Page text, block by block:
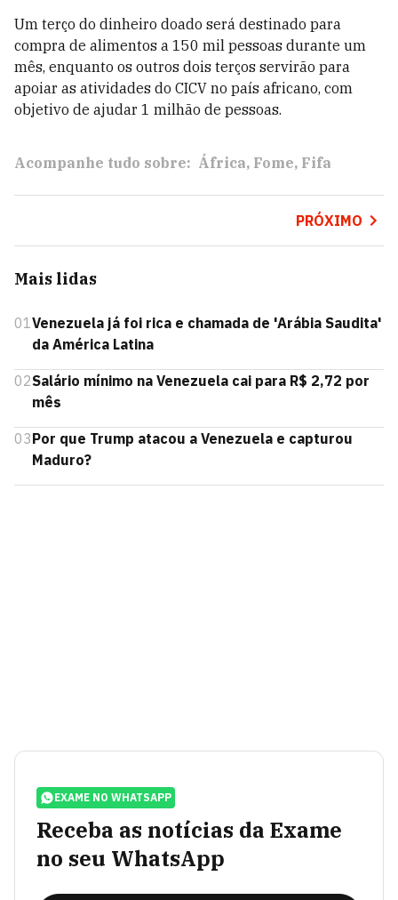
Um terço do dinheiro doado será destinado para
compra de alimentos a 150 mil pessoas durante um
mês, enquanto os outros dois terços servirão para
apoiar as atividades do CICV no país africano, com
objetivo de ajudar 1 milhão de pessoas.
Acompanhe tudo sobre: África Fome Fifa
PRÓXIMO
Mais lidas
01Venezuela já foi rica e chamada de 'Arábia Saudita'
da América Latina
02Salário mínimo na Venezuela cai para R$ 2,72 por
mês
03Por que Trump atacou a Venezuela e capturou
Maduro?
EXAME NO WHATSAPP
Receba as notícias da Exame
no seu WhatsApp